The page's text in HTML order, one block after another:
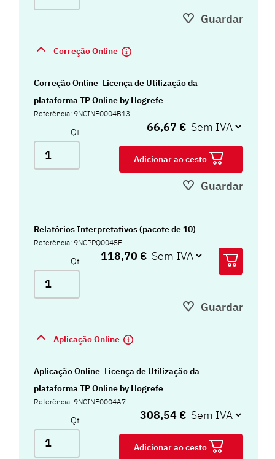
Guardar
Correção Online
Correção Online_Licença de Utilização da
plataforma TP Online by Hogrefe
Referência: 9NCINF0004B13
Qt 66,67 €
Adicionar ao cesto
Guardar
Relatórios Interpretativos (pacote de 10)
Referência: 9NCPPQ0045F
Qt 118,70 €
Guardar
Aplicação Online
Aplicação Online_Licença de Utilização da
plataforma TP Online by Hogrefe
Referência: 9NCINF0004A7
Qt 308,54 €
Adicionar ao cesto